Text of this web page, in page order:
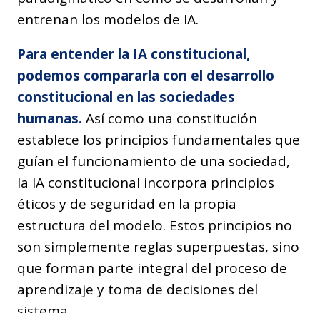
entrenan los modelos de IA.
Para entender la IA constitucional,
podemos compararla con el desarrollo
constitucional en las sociedades
humanas. Así como una constitución
establece los principios fundamentales que
guían el funcionamiento de una sociedad,
la IA constitucional incorpora principios
éticos y de seguridad en la propia
estructura del modelo. Estos principios no
son simplemente reglas superpuestas, sino
que forman parte integral del proceso de
aprendizaje y toma de decisiones del